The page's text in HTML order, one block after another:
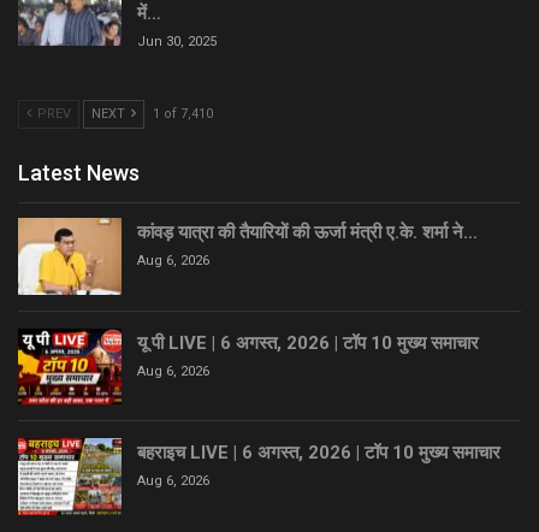
में…
Jun 30, 2025
PREV NEXT 1 of 7,410
Latest News
कांवड़ यात्रा की तैयारियों की ऊर्जा मंत्री ए.के. शर्मा ने…
Aug 6, 2026
यू पी LIVE | 6 अगस्त, 2026 | टॉप 10 मुख्य समाचार
Aug 6, 2026
बहराइच LIVE | 6 अगस्त, 2026 | टॉप 10 मुख्य समाचार
Aug 6, 2026